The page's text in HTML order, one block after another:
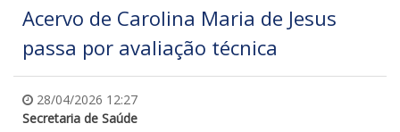
Acervo de Carolina Maria de Jesus
passa por avaliação técnica
28/04/2026 12:27
Secretaria de Saúde